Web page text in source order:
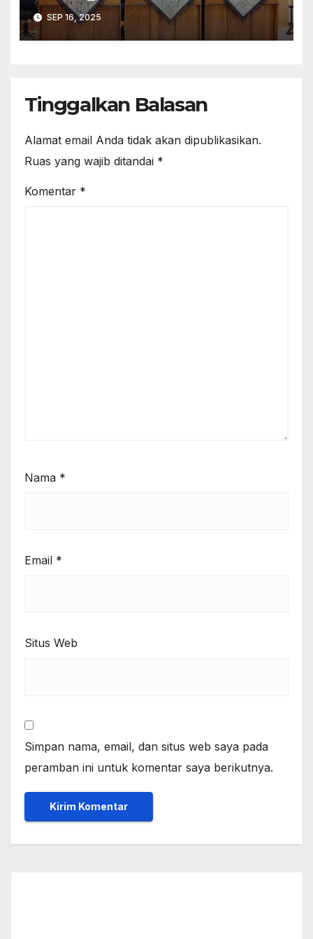
Seksual dalam Lingkungan
Kerja Pemilu
SEP 16, 2025
Tinggalkan Balasan
Alamat email Anda tidak akan dipublikasikan.
Ruas yang wajib ditandai *
Komentar *
Nama *
Email *
Situs Web
Simpan nama, email, dan situs web saya pada
peramban ini untuk komentar saya berikutnya.